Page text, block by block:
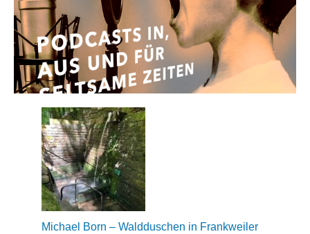
Michael Born – Waldduschen in Frankweiler